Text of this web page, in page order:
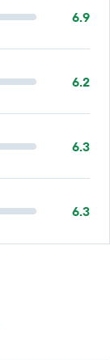
6.9
6.2
6.3
6.3